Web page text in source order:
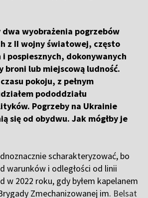
dwa wyobrażenia pogrzebów
z II wojny światowej, często
pospiesznych, dokonywanych
broni lub miejscową ludność.
pokoju, z pełnym
pododdziału
Pogrzeby na Ukrainie
się od obydwu. Jak mógłby je
scharakteryzować, bo
warunków i odległości od linii
w 2022 roku, gdy byłem kapelanem
Zmechanizowanej im. Belsat